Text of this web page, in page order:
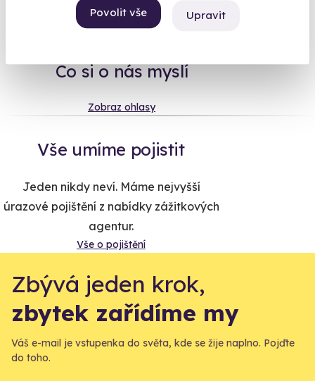
Povolit vše Upravit
96% spokojenost zákazníků.
Co si o nás myslí
Zobraz ohlasy
Vše umíme pojistit
Jeden nikdy neví. Máme nejvyšší
úrazové pojištění z nabídky zážitkových
agentur.
Vše o pojištění
Zbývá jeden krok,
zbytek zařídíme my
Váš e-mail je vstupenka do světa, kde se žije naplno. Pojďte
do toho.